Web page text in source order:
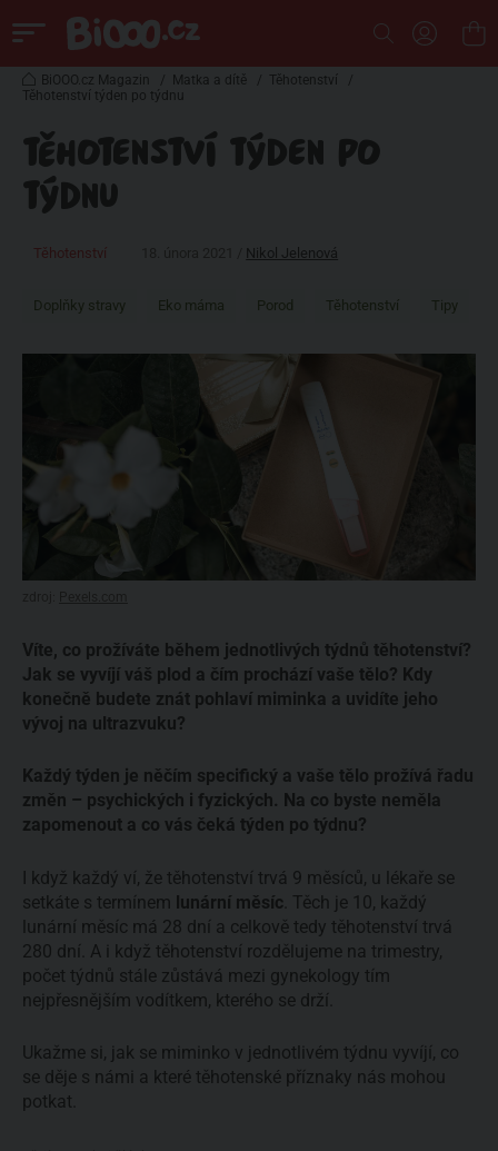
BiOOO.cz Magazin / Matka a dítě / Těhotenství
/
Těhotenství týden po týdnu
TĚHOTENSTVÍ TÝDEN PO
TÝDNU
Těhotenství Nikol Jelenová
Doplňky stravy Eko máma Porod Těhotenství Tipy
Víte, co prožíváte během jednotlivých týdnů těhotenství?
Jak se vyvíjí váš plod a čím prochází vaše tělo? Kdy
konečně budete znát pohlaví miminka a uvidíte jeho
vývoj na ultrazvuku?
Každý týden je něčím specifický a vaše tělo prožívá řadu
změn – psychických i fyzických. Na co byste neměla
zapomenout a co vás čeká týden po týdnu?
I když každý ví, že těhotenství trvá 9 měsíců, u lékaře se
setkáte s termínem lunární měsíc . Těch je 10, každý
lunární měsíc má 28 dní a celkově tedy těhotenství trvá
280 dní. A i když těhotenství rozdělujeme na trimestry,
počet týdnů stále zůstává mezi gynekology tím
nejpřesnějším vodítkem, kterého se drží.
Ukažme si, jak se miminko v jednotlivém týdnu vyvíjí, co
se děje s námi a které těhotenské příznaky nás mohou
potkat.